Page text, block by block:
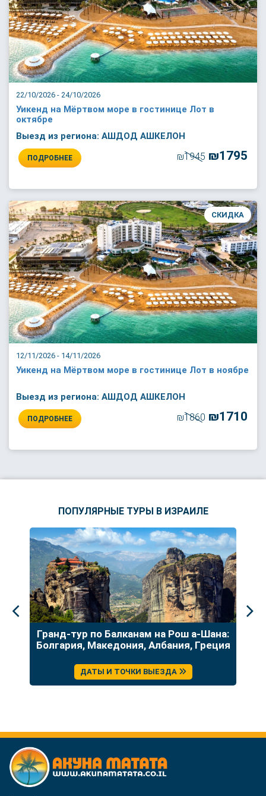
22/10/2026 - 24/10/2026
Уикенд на Мёртвом море в гостинице Лот в
октябре
Выезд из региона: АШДОД АШКЕЛОН
ПОДРОБНЕЕ ₪1945 ₪1795
12/11/2026 - 14/11/2026
СКИДКА
Уикенд на Мёртвом море в гостинице Лот в ноябре
Выезд из региона: АШДОД АШКЕЛОН
ПОДРОБНЕЕ ₪1860 ₪1710
ПОПУЛЯРНЫЕ ТУРЫ В ИЗРАИЛЕ
Гранд-тур по Балканам на Рош а-Шана:
Болгария, Македония, Албания, Греция
ДАТЫ И ТОЧКИ ВЫЕЗДА